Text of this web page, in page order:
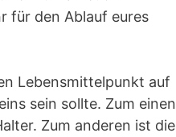
für den Ablauf eures
Lebensmittelpunkt auf
sein sollte. Zum einen
Zum anderen ist die